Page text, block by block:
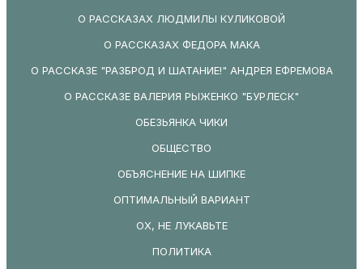
О РАССКАЗАХ ЛЮДМИЛЫ КУЛИКОВОЙ
О РАССКАЗАХ ФЕДОРА МАКА
О РАССКАЗЕ "РАЗБРОД И ШАТАНИЕ!" АНДРЕЯ ЕФРЕМОВА
О РАССКАЗЕ ВАЛЕРИЯ РЫЖЕНКО "БУРЛЕСК"
ОБЕЗЬЯНКА ЧИКИ
ОБЩЕСТВО
ОБЪЯСНЕНИЕ НА ШИПКЕ
ОПТИМАЛЬНЫЙ ВАРИАНТ
ОХ, НЕ ЛУКАВЬТЕ
ПОЛИТИКА